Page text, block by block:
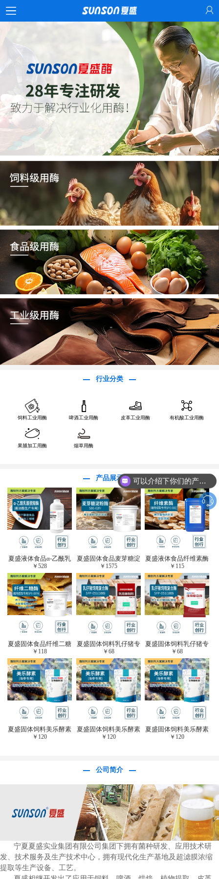
行业分类
饲料工业用酶 啤酒工业用酶 皮革工业用酶 有机酸工业用酶
果脯加工用酶 烟草用酶
产品展示
夏盛液体食品α-乙酰乳
酸脱羧酶(酱油醋生产
专用)FDY-3206
￥528
夏盛固体食品麦芽糖淀
粉酶(烘焙及面粉改良
用酶/发酵类食品可
用)FDG-0012
￥ 1575
夏盛液体食品纤维素酶
(植物提取专用酶/解决
提取液混浊问题/降
黏)FFY-0651
￥ 115
夏盛固体食品纤维二糖
酶(植物提取专用酶/用
于虎杖白藜芦醇提
取)FFG-0656
￥ 118
夏盛固体饲料乳仔猪专
用复合酶SFG-0932
￥ 68
夏盛固体饲料乳仔猪专
用复合酶SFG-0932
￥68
夏盛固体饲料美乐酵素
(水产海参海胆专
￥ 120
夏盛固体饲料美乐酵素
(水产海参海胆专
￥ 120
夏盛固体饲料美乐酵素
(水产海参海胆专
￥ 120
公司简介
宁夏夏盛实业集团有限公司集团下拥有菌种研发、应用技术研
发、技术服务及生产技术中心，拥有现代化生产基地及超滤膜浓缩
提取等生产设备、工艺。
可以介绍下你们的产品么？